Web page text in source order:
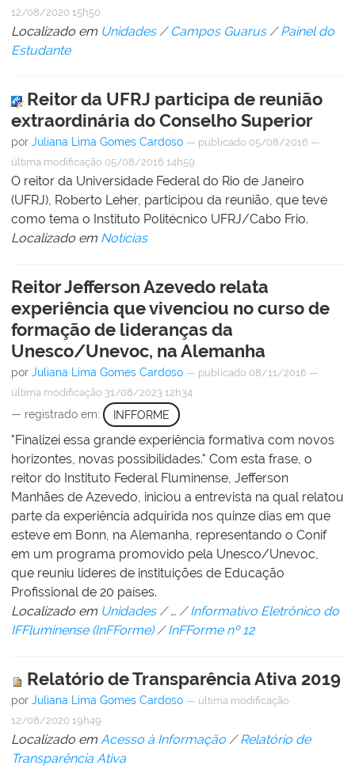
12/08/2020 15h50
Localizado em Unidades / Campos Guarus /Painel do
Estudante
Reitor da UFRJ participa de reunião
extraordinária do Conselho Superior
por Juliana Lima Gomes Cardoso — publicado 05/08/2016 —
última modificação 05/08/2016 14h59
O reitor da Universidade Federal do Rio de Janeiro
(UFRJ), Roberto Leher, participou da reunião, que teve
como tema o Instituto Politécnico UFRJ/Cabo Frio.
Localizado em Notícias
Reitor Jefferson Azevedo relata
experiência que vivenciou no curso de
formação de lideranças da
Unesco/Unevoc, na Alemanha
por Juliana Lima Gomes Cardoso — publicado 08/11/2016 —
última modificação 31/08/2023 12h34
— registrado em: INFFORME
"Finalizei essa grande experiência formativa com novos
horizontes, novas possibilidades." Com esta frase, o
reitor do Instituto Federal Fluminense, Jefferson
Manhães de Azevedo, iniciou a entrevista na qual relatou
parte da experiência adquirida nos quinze dias em que
esteve em Bonn, na Alemanha, representando o Conif
em um programa promovido pela Unesco/Unevoc,
que reuniu líderes de instituições de Educação
Profissional de 20 países.
Localizado em Unidades /… /Informativo Eletrônico do
IFFluminense (InFForme) /InFForme nº 12
Relatório de Transparência Ativa 2019
por Juliana Lima Gomes Cardoso — última modificação
12/08/2020 19h49
Localizado em Acesso à Informação /Relatório de
Transparência Ativa